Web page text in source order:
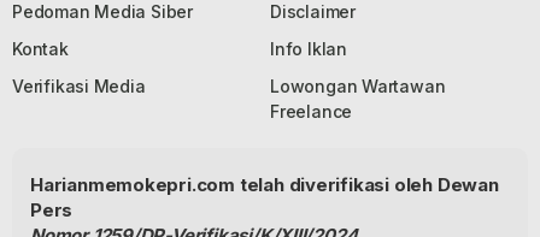
Pedoman Media Siber
Disclaimer
Kontak
Info Iklan
Verifikasi Media
Lowongan Wartawan
Freelance
Harianmemokepri.com telah diverifikasi oleh Dewan
Pers